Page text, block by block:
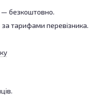
— безкоштовно.
тарифами перевізника.